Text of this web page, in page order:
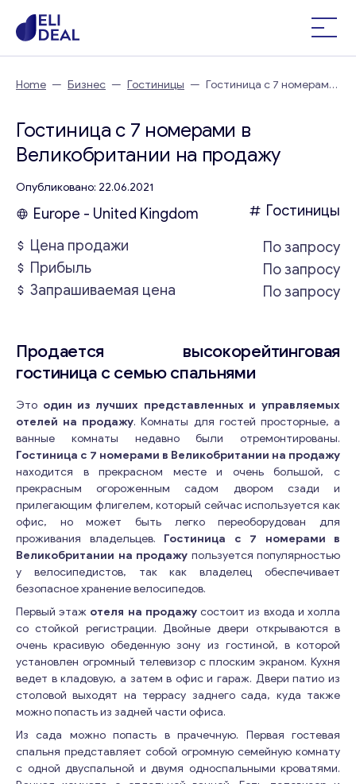
Home — Бизнес — Гостиницы — Гостиница с 7 номерами
Гостиница с 7 номерами в
Великобритании на продажу
Опубликовано: 22.06.2021
Europe - United Kingdom
Гостиницы
Цена продажи
По запросу
Прибыль
По запросу
Запрашиваемая цена
По запросу
Продается высокорейтинговая
гостиница с семью спальнями
Это один из лучших представленных и управляемых
отелей на продажу. Комнаты для гостей просторные, а
ванные комнаты недавно были отремонтированы.
Гостиница с 7 номерами в Великобритании на продажу
находится в прекрасном месте и очень большой, с
прекрасным огороженным садом двором сзади и
прилегающим флигелем, который сейчас используется как
офис, но может быть легко переоборудован для
проживания владельцев. Гостиница с 7 номерами в
Великобритании на продажу пользуется популярностью
у велосипедистов, так как владелец обеспечивает
безопасное хранение велосипедов.
Первый этаж отеля на продажусостоит из входа и холла
со стойкой регистрации. Двойные двери открываются в
очень красивую обеденную зону из гостиной, в которой
установлен огромный телевизор с плоским экраном. Кухня
ведет в кладовую, а затем в офис и гараж. Двери патио из
столовой выходят на террасу заднего сада, куда также
можно попасть из задней части офиса.
Из сада можно попасть в прачечную. Первая гостевая
спальня представляет собой огромную семейную комнату
с одной двуспальной и двумя односпальными кроватями.